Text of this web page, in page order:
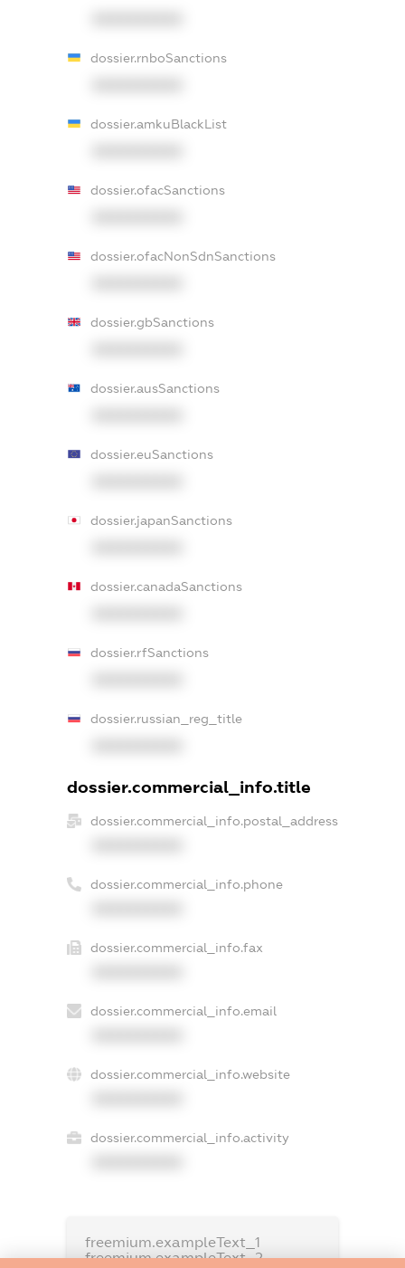
dossier.rnboSanctions
dossier.amkuBlackList
dossier.ofacSanctions
dossier.ofacNonSdnSanctions
dossier.gbSanctions
dossier.ausSanctions
dossier.euSanctions
dossier.japanSanctions
dossier.canadaSanctions
dossier.rfSanctions
dossier.russian_reg_title
dossier.commercial_info.title
dossier.commercial_info.postal_address
dossier.commercial_info.phone
dossier.commercial_info.fax
dossier.commercial_info.email
dossier.commercial_info.website
dossier.commercial_info.activity
freemium.exampleText_1
freemium.exampleText_2